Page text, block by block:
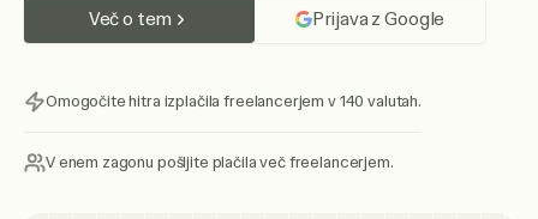
Več o tem Prijava z Google
Omogočite hitra izplačila freelancerjem v 140 valutah.
V enem zagonu pošljite plačila več freelancerjem.